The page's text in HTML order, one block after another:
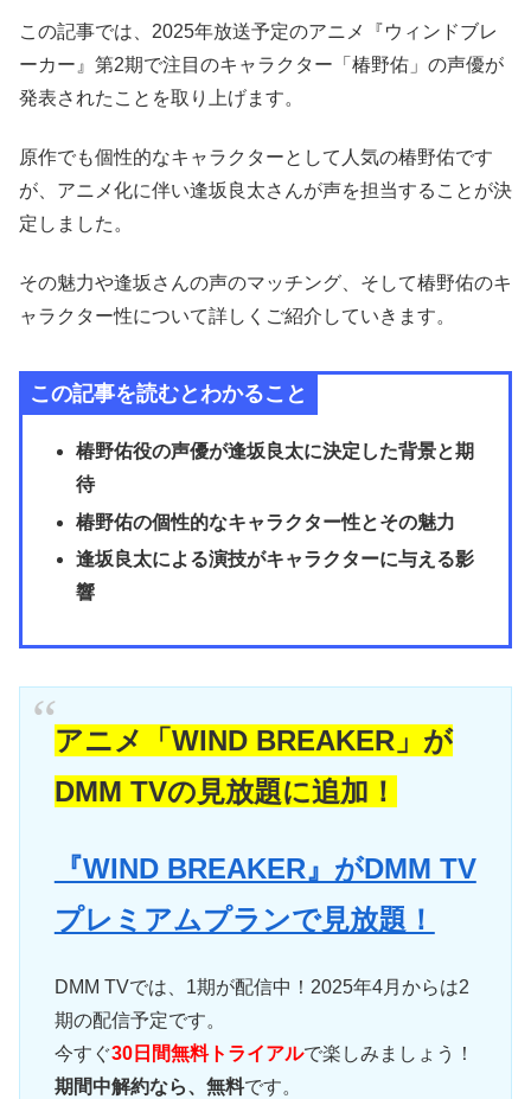
この記事では、2025年放送予定のアニメ『ウィンドブレ
ーカー』第2期で注目のキャラクター「椿野佑」の声優が
発表されたことを取り上げます。
原作でも個性的なキャラクターとして人気の椿野佑です
が、アニメ化に伴い逢坂良太さんが声を担当することが決
定しました。
その魅力や逢坂さんの声のマッチング、そして椿野佑のキ
ャラクター性について詳しくご紹介していきます。
この記事を読むとわかること
椿野佑役の声優が逢坂良太に決定した背景と期
待
椿野佑の個性的なキャラクター性とその魅力
逢坂良太による演技がキャラクターに与える影
響
アニメ「WIND BREAKER」が
DMM TVの見放題に追加！
『WIND BREAKER』がDMM TV
プレミアムプランで見放題！
DMM TVでは、1期が配信中！2025年4月からは2
期の配信予定です。
今すぐ30日間無料トライアルで楽しみましょう！
期間中解約なら、無料です。